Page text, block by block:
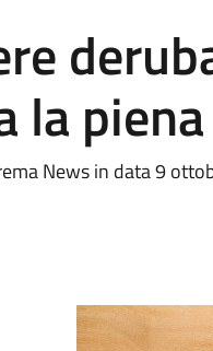
la piena
News in data 9